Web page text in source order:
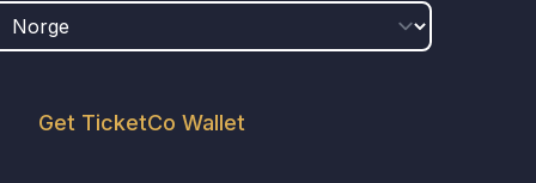
Get TicketCo Wallet